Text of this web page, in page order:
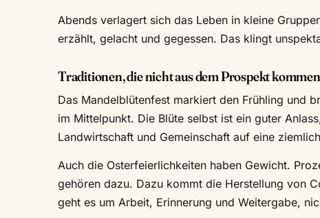
Abends verlagert sich das Leben in kleine
erzählt, gelacht und gegessen. Das klingt
Traditionen, die nicht aus dem Prospekt kommen
Das Mandelblütenfest markiert den Frühling und
im Mittelpunkt. Die Blüte selbst ist ein guter
Landwirtschaft und Gemeinschaft auf eine
Auch die Osterfeierlichkeiten haben Gewicht.
gehören dazu. Dazu kommt die Herstellung von
geht es um Arbeit, Erinnerung und Weitergabe,